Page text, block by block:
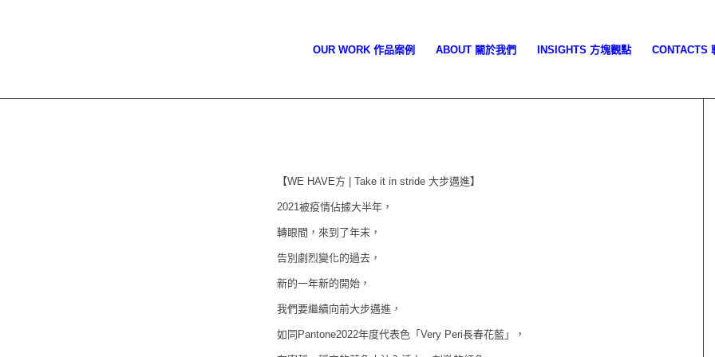
OUR WORK 作品案例 ABOUT 關於我們 INSIGHTS 方塊觀點 CONTACTS
【WE HAVE方 | Take it in stride 大步邁進】
2021被疫情佔據大半年，
轉眼間，來到了年末，
告別劇烈變化的過去，
新的一年新的開始，
我們要繼續向前大步邁進，
如同Pantone2022年度代表色「Very Peri長春花藍」，